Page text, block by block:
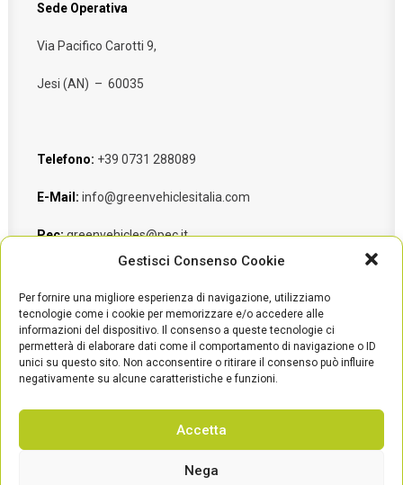
Gestisci Consenso Cookie
Per fornire una migliore esperienza di navigazione, utilizziamo
tecnologie come i cookie per memorizzare e/o accedere alle
informazioni del dispositivo. Il consenso a queste tecnologie ci
permetterà di elaborare dati come il comportamento di navigazione o ID
unici su questo sito. Non acconsentire o ritirare il consenso può influire
negativamente su alcune caratteristiche e funzioni.
Accetta
Nega
Sede Operativa
Via Pacifico Carotti 9,
Jesi (AN) – 60035
Telefono: +39 0731 288089
E-Mail: info@greenvehiclesitalia.com
Pec:greenvehicles@pec.it
© Green vehicles srl | p.iva 02679540423 | Viale del Lavoro 4i, 60035 Jesi
(An) Italy – Capitale Sociale Versato 100000 Euro